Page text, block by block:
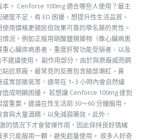
。 Cenforce 100mg 適合哪些人使用？最主
度不足、有 ED 困擾、想提升性生活品質、
用價格更親民但效果可靠的學名藥的男性。
況，例如正服用硝酸鹽類藥物（像心臟病患
心臟疾病患者、重度肝腎功能受損者、以及
建議使用。 副作用部分，由於與原廠威而鋼
近原廠。最常見的反應包含臉部潮紅、鼻
胃部脹氣等，通常在 1–3 小時內會自然緩
成明顯困擾。 若想讓 Cenforce 100mg 達到
重要。建議在性生活前 30～60 分鐘服用，
與大量酒精，以免減弱藥效。此外，
的情況下才會發揮作用，因此保持良好情緒
只能服用一顆，避免超量使用。 很多人好奇